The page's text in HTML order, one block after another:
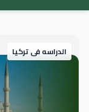
الدراسه فى تركيا